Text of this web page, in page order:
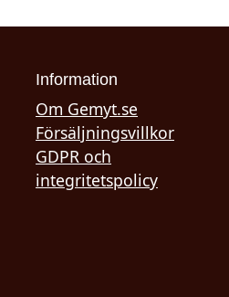
Information
Om Gemyt.se
Försäljningsvillkor
GDPR och
integritetspolicy